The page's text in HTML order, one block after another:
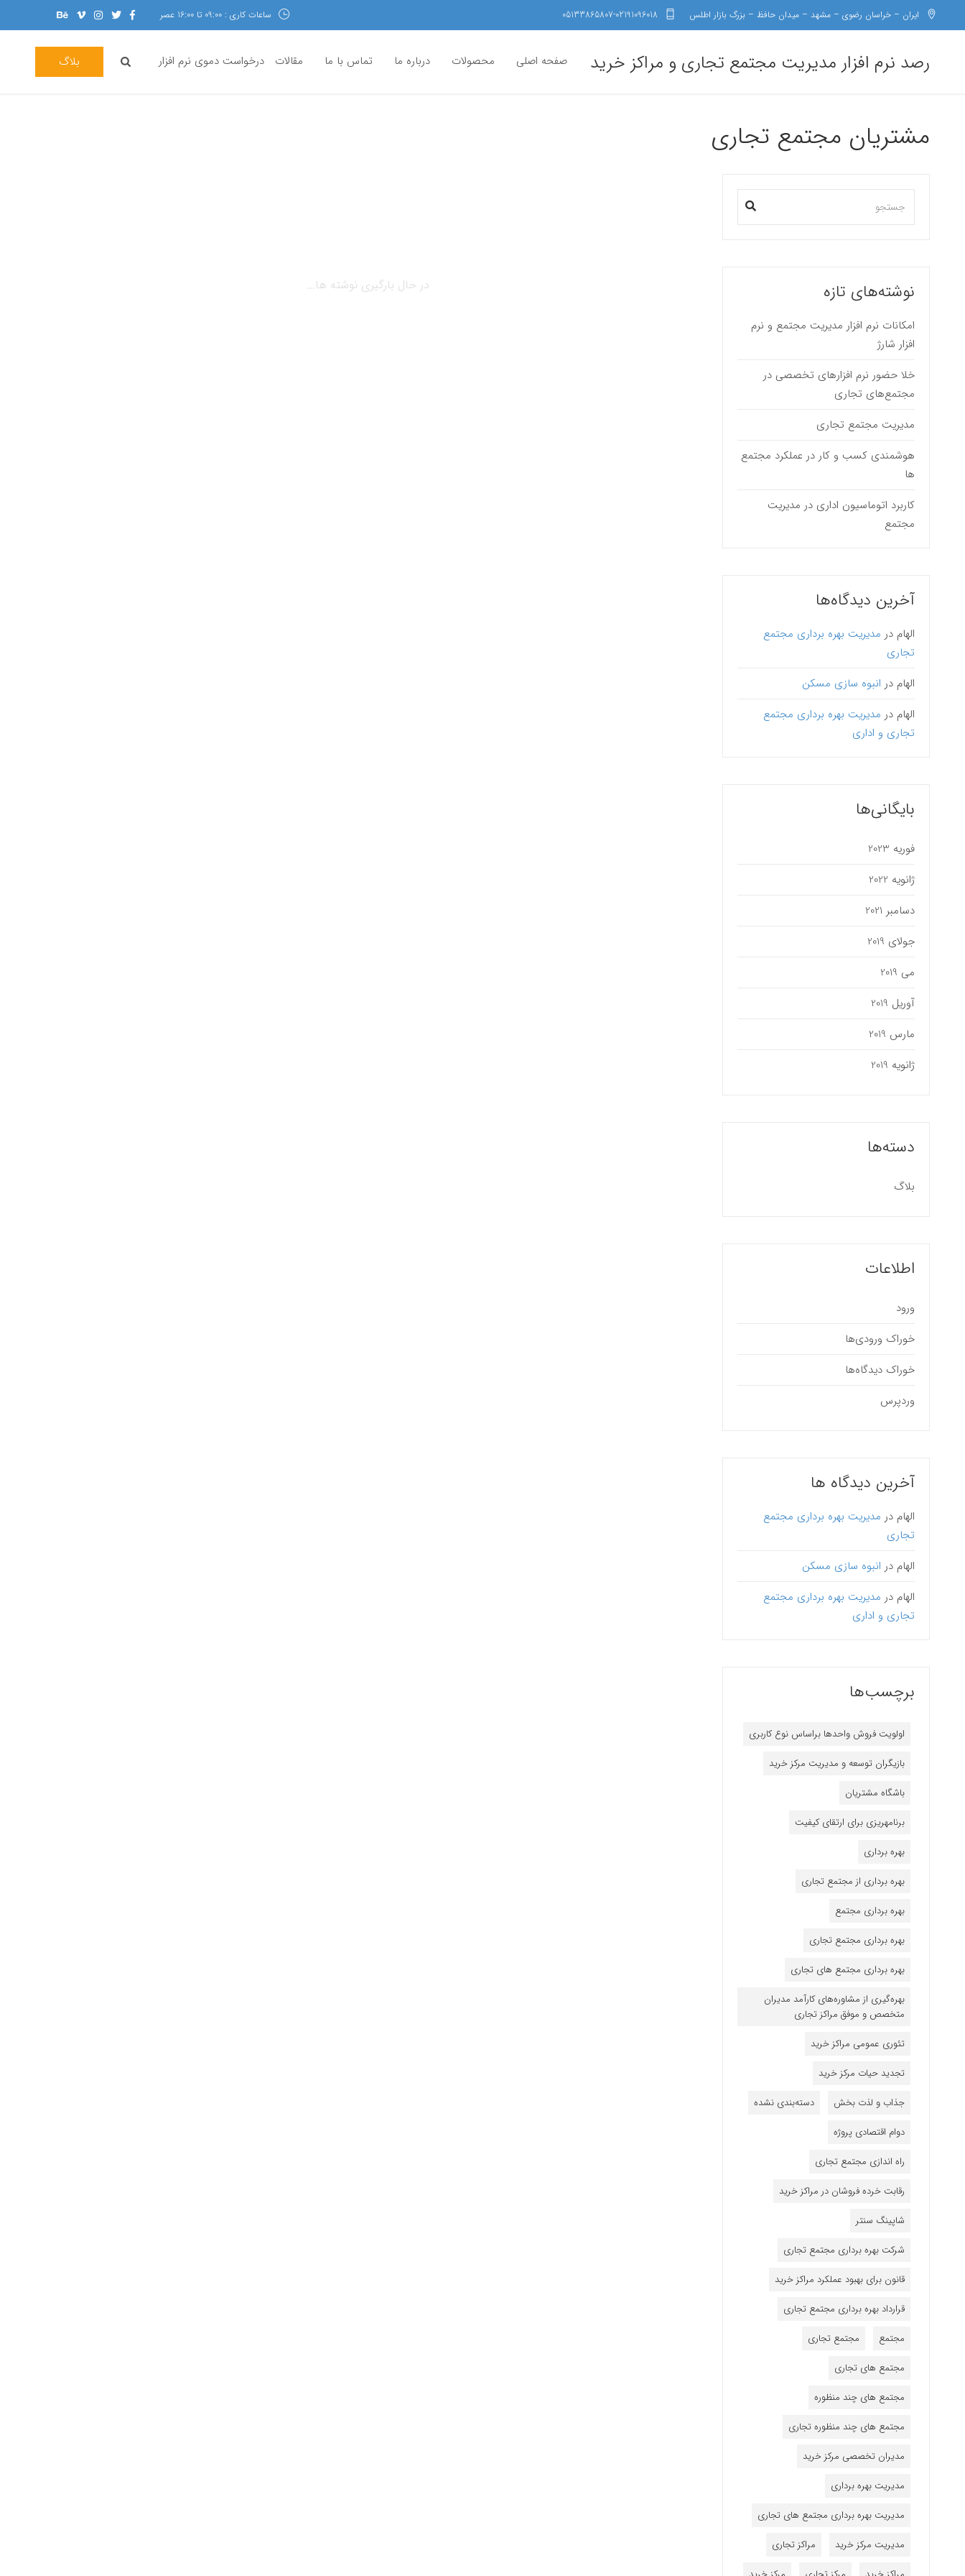
ساعات کاری : 09:00 تا 16:00 عصر ایران – خراسان رضوی – مشهد – میدان حافظ – بزرگ بازار اطلس 05133865807-02191096018
رصد نرم افزار مدیریت مجتمع تجاری و مراکز خرید صفحه اصلی محصولات درباره ما تماس با ما مقالات درخواست دموی نرم افزار بلاگ
مشتریان مجتمع تجاری
در حال بارگیری نوشته ها... نوشته‌های تازه
امکانات نرم افزار مدیریت مجتمع و نرم
افزار شارژ
خلا حضور نرم افزارهای تخصصی در
مجتمع‌های تجاری
مدیریت مجتمع تجاری
هوشمندی کسب و کار در عملکرد مجتمع
ها
کاربرد اتوماسیون اداری در مدیریت
مجتمع
آخرین دیدگاه‌ها
الهام در مدیریت بهره برداری مجتمع
تجاری
الهام در انبوه سازی مسکن
الهام در مدیریت بهره برداری مجتمع
تجاری و اداری
بایگانی‌ها
فوریه 2023
ژانویه 2022
دسامبر 2021
جولای 2019
می 2019
آوریل 2019
مارس 2019
ژانویه 2019
دسته‌ها
بلاگ
اطلاعات
ورود
خوراک ورودی‌ها
خوراک دیدگاه‌ها
وردپرس
آخرین دیدگاه ها
الهام در مدیریت بهره برداری مجتمع
تجاری
الهام در انبوه سازی مسکن
الهام در مدیریت بهره برداری مجتمع
تجاری و اداری
برچسب‌ها
اولویت فروش واحدها براساس نوع کاربری
بازیگران توسعه و مدیریت مرکز خرید
باشگاه مشتریان
برنامه‎ریزی برای ارتقای کیفیت
بهره برداری
بهره برداری از مجتمع تجاری
بهره برداری مجتمع
بهره برداری مجتمع تجاری
بهره برداری مجتمع های تجاری
بهره‌گیری از مشاوره‌های کارآمد مدیران
متخصص و موفق مراکز تجاری
تئوری عمومی مراکز خرید
تجدید حیات مرکز خرید
جذاب و لذت بخش
دسته‌بندی نشده
دوام اقتصادی پروژه
راه اندازی مجتمع تجاری
رقابت خرده فروشان در مراکز خرید
شاپینگ سنتر
شرکت بهره برداری مجتمع تجاری
قانون برای بهبود عملکرد مراکز خرید
قرارداد بهره برداری مجتمع تجاری
مجتمع
مجتمع تجاری
مجتمع های تجاری
مجتمع های چند منظوره
مجتمع های چند منظوره تجاری
مدیران تخصصی مرکز خرید
مدیریت بهره برداری
مدیریت بهره برداری مجتمع های تجاری
مدیریت مرکز خرید
مراکز تجاری